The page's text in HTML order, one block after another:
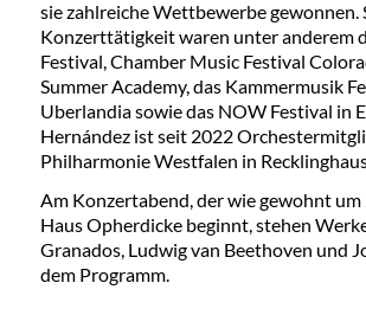
sie zahlreiche Wettbewerbe
Konzerttätigkeit waren unter anderem
Festival, Chamber Music Festival
Summer Academy, das Kammermusik
Uberlandia sowie das NOW Festival in
Hernández ist seit 2022
Philharmonie Westfalen in
Am Konzertabend, der wie gewohnt
Haus Opherdicke beginnt, stehen
Granados, Ludwig van Beethoven und
dem Programm.